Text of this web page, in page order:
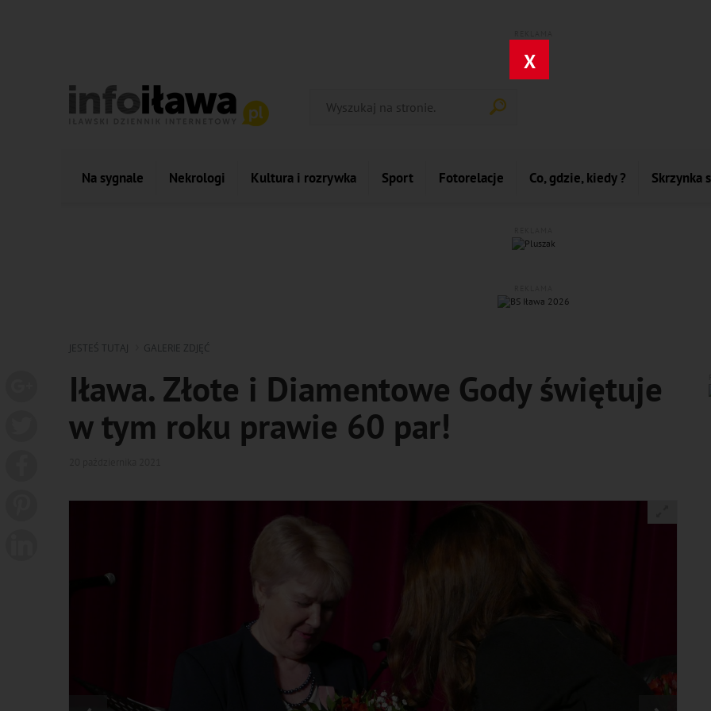
X
Na sygnale Nekrologi Kultura i rozrywka Sport Fotorelacje Co, gdzie, kiedy ? Skrzynka
JESTEŚ TUTAJ GALERIE ZDJĘĆ
Iława. Złote i Diamentowe Gody świętuje
w tym roku prawie 60 par!